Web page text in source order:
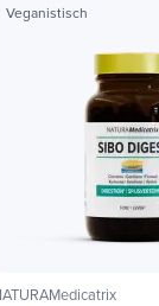
Veganistisch